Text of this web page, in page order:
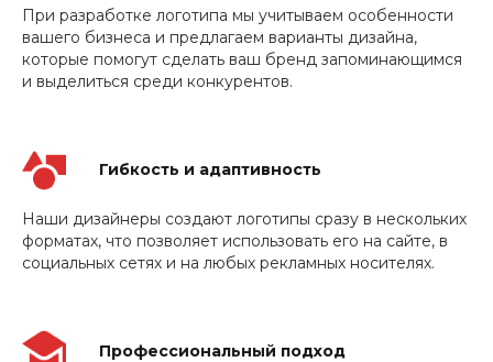
При разработке логотипа мы учитываем особенности
вашего бизнеса и предлагаем варианты дизайна,
которые помогут сделать ваш бренд запоминающимся
и выделиться среди конкурентов.
Гибкость и адаптивность
Наши дизайнеры создают логотипы сразу в нескольких
форматах, что позволяет использовать его на сайте, в
социальных сетях и на любых рекламных носителях.
Профессиональный подход